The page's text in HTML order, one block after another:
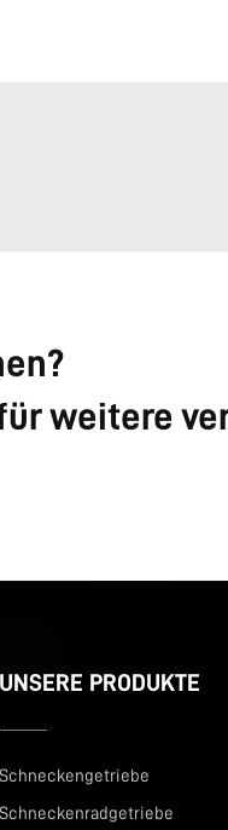
weitere
UNSERE PRODUKTE
Schneckengetriebe
Schneckenradgetriebe